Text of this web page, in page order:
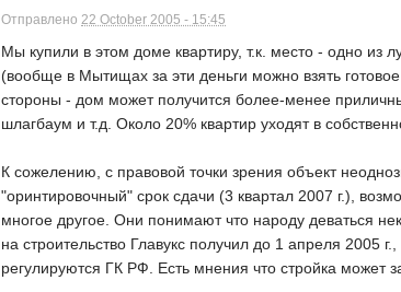
Отправлено22 October 2005 - 15:45
Мы купили в этом доме квартиру, т.к. место - одно из
(вообще в Мытищах за эти деньги можно взять
стороны - дом может получится более-менее
шлагбаум и т.д. Около 20% квартир уходят в
К сожелению, с правовой точки зрения объект
"оринтировочный" срок сдачи (3 квартал 2007 г.),
многое другое. Они понимают что народу деваться
на строительство Главукс получил до 1 апреля 2005
регулируются ГК РФ. Есть мнения что стройка может